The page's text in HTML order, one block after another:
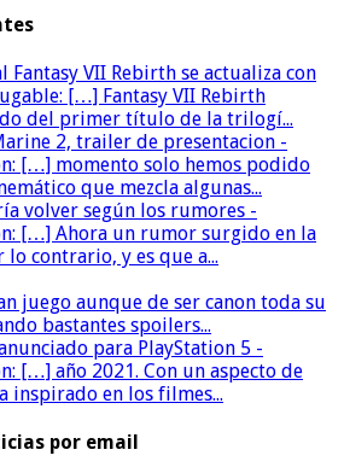
Fantasy VII Rebirth se actualiza con
[…] Fantasy VII Rebirth
del primer título de la trilogí...
2, trailer de presentacion -
[…] momento solo hemos podido
que mezcla algunas...
volver según los rumores -
[…] Ahora un rumor surgido en la
lo contrario, y es que a...
juego aunque de ser canon toda su
bastantes spoilers...
para PlayStation 5 -
[…] año 2021. Con un aspecto de
inspirado en los filmes...
por email